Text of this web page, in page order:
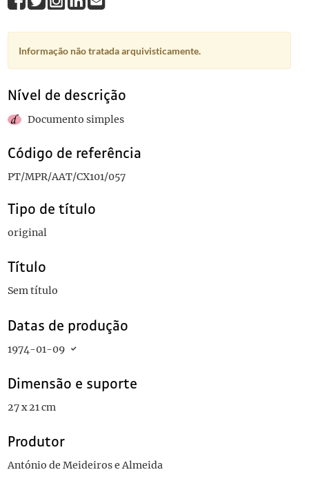
Informação não tratada arquivisticamente.
Nível de descrição
Documento simples
Código de referência
PT/MPR/AAT/CX101/057
Tipo de título
original
Título
Sem título
Datas de produção
1974-01-09
Dimensão e suporte
27 x 21 cm
Produtor
António de Meideiros e Almeida